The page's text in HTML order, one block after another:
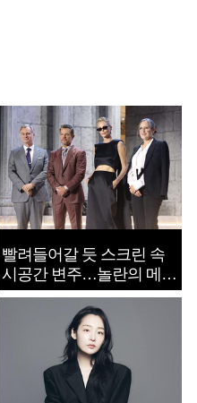
빨려들어갈 듯 스크린 속
시공간 변주…놀란의 메시
지는 ‘전쟁 속죄’